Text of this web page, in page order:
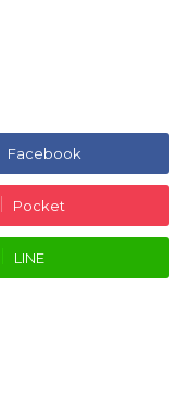
Facebook
Pocket
LINE